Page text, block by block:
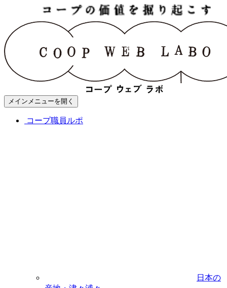
メインメニューを開く
コープ職員ルポ
日本の